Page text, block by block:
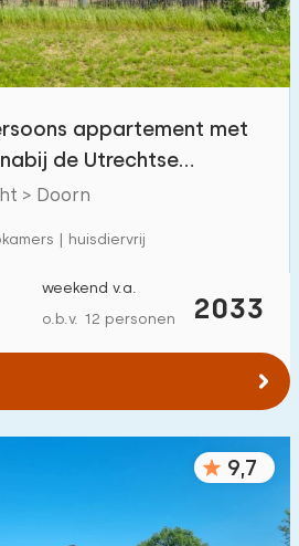
:
:
10 20
appartement met
de Utrechtse
> Doorn
| huisdiervrij
2033
weekend v.a.
o.b.v. 12 personen
9,7